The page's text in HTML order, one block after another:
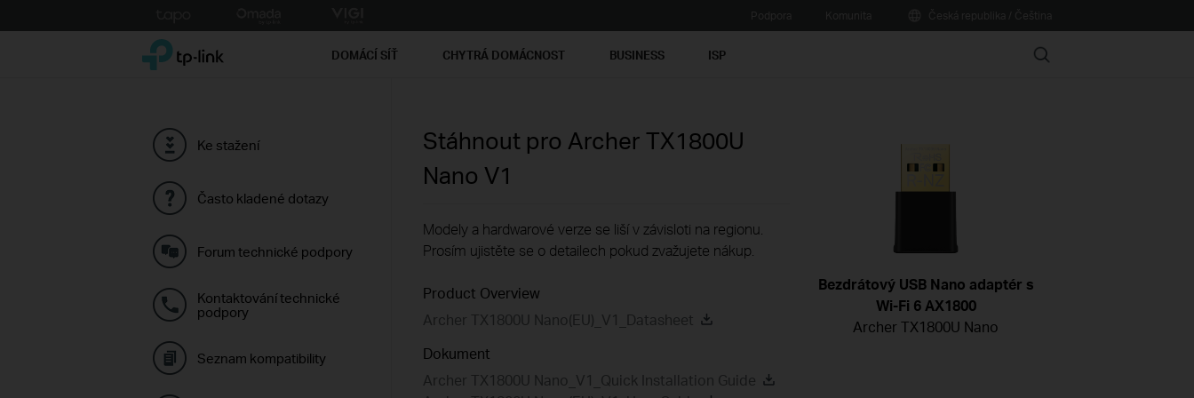
to
TP-Link, Reliably Smart DOMÁCÍ SÍŤ CHYTRÁ DOMÁCNOST BUSINESS ISP Search
Ke stažení
Často kladené dotazy
Forum technické podpory
Kontaktování technické
podpory
Seznam kompatibility
Stáhnout pro Archer TX1800U
Nano V1
Modely a hardwarové verze se liší v závisloti na regionu.
Prosím ujistěte se o detailech pokud zvažujete nákup.
Product Overview
Archer TX1800U Nano(EU)_V1_Datasheet
Dokument
Archer TX1800U Nano_V1_Quick Installation Guide
Bezdrátový USB Nano adaptér s
Wi-Fi 6 AX1800
Archer TX1800U Nano